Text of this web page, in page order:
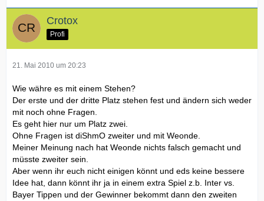
Crotox
Profi
21. Mai 2010 um 20:23
Wie währe es mit einem Stehen?
Der erste und der dritte Platz stehen fest und ändern sich weder
mit noch ohne Fragen.
Es geht hier nur um Platz zwei.
Ohne Fragen ist diShmO zweiter und mit Weonde.
Meiner Meinung nach hat Weonde nichts falsch gemacht und
müsste zweiter sein.
Aber wenn ihr euch nicht einigen könnt und eds keine bessere
Idee hat, dann könnt ihr ja in einem extra Spiel z.b. Inter vs.
Bayer Tippen und der Gewinner bekommt dann den zweiten